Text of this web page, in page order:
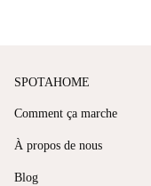
SPOTAHOME
Comment ça marche
À propos de nous
Blog